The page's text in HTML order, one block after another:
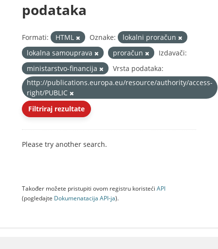
podataka
Formati: HTML Oznake:
lokalni proračun
lokalna samouprava
proračun
Izdavači:
ministarstvo-financija
Vrsta podataka:
http://publications.europa.eu/resource/authority/access-
right/PUBLIC
Filtriraj rezultate
Please try another search.
Također možete pristupiti ovom registru koristeći API
(pogledajte Dokumenаtаcijа API-jа).